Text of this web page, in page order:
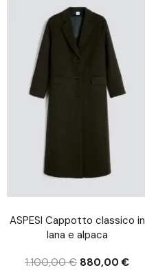
ASPESI Cappotto classico in
lana e alpaca
1.100,00€ 880,00€